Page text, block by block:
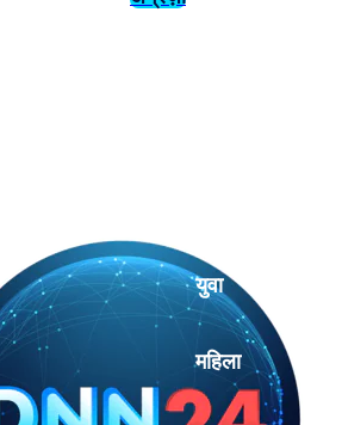
युवा
महिला